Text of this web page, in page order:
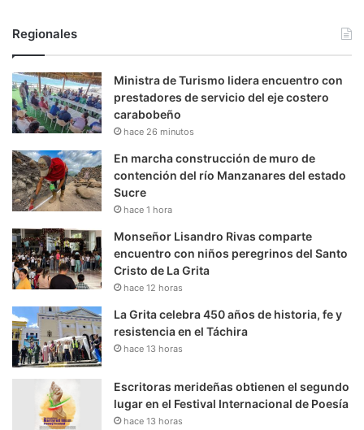
Regionales
Ministra de Turismo lidera encuentro con
prestadores de servicio del eje costero
carabobeño
hace 26 minutos
En marcha construcción de muro de
contención del río Manzanares del estado
Sucre
hace 1 hora
Monseñor Lisandro Rivas comparte
encuentro con niños peregrinos del Santo
Cristo de La Grita
hace 12 horas
La Grita celebra 450 años de historia, fe y
resistencia en el Táchira
hace 13 horas
Escritoras merideñas obtienen el segundo
lugar en el Festival Internacional de Poesía
hace 13 horas